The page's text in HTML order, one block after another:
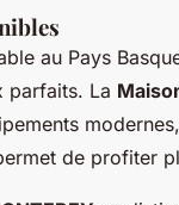
au Pays
parfaits. La
de profiter